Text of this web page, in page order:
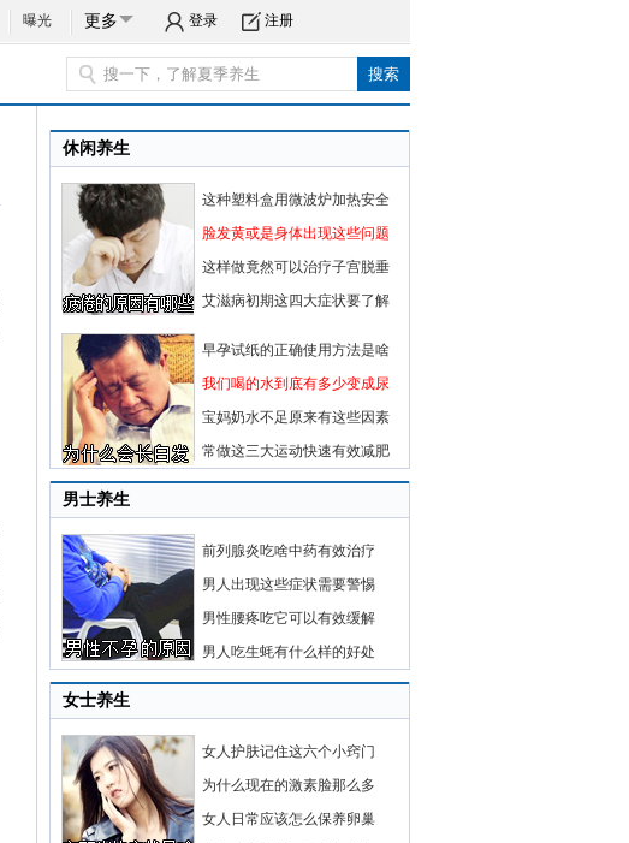
曝光 更多 登录 注册
休闲养生
这种塑料盒用微波炉加热安全
脸发黄或是身体出现这些问题
这样做竟然可以治疗子宫脱垂
艾滋病初期这四大症状要了解
早孕试纸的正确使用方法是啥
我们喝的水到底有多少变成尿
宝妈奶水不足原来有这些因素
常做这三大运动快速有效减肥
男士养生
前列腺炎吃啥中药有效治疗
男人出现这些症状需要警惕
男性腰疼吃它可以有效缓解
男人吃生蚝有什么样的好处
女士养生
女人护肤记住这六个小窍门
为什么现在的激素脸那么多
女人日常应该怎么保养卵巢